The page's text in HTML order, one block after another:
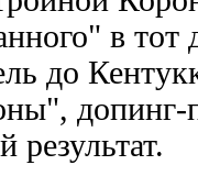
в тот
до
допинг-